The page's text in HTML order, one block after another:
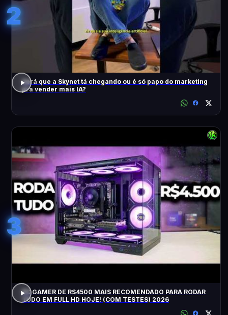
2
Será que a Skynet tá chegando ou é só papo do marketing
pra vender mais IA?
3
PC GAMER DE R$4500 MAIS RECOMENDADO PARA RODAR
TUDO EM FULL HD HOJE! (COM TESTES) 2026